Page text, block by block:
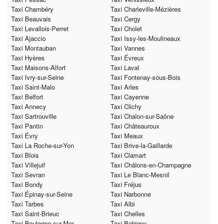
Taxi Chambéry
Taxi Charleville-Mézières
Taxi Beauvais
Taxi Cergy
Taxi Levallois-Perret
Taxi Cholet
Taxi Ajaccio
Taxi Issy-les-Moulineaux
Taxi Montauban
Taxi Vannes
Taxi Hyères
Taxi Évreux
Taxi Maisons-Alfort
Taxi Laval
Taxi Ivry-sur-Seine
Taxi Fontenay-sous-Bois
Taxi Saint-Malo
Taxi Arles
Taxi Belfort
Taxi Cayenne
Taxi Annecy
Taxi Clichy
Taxi Sartrouville
Taxi Chalon-sur-Saône
Taxi Pantin
Taxi Châteauroux
Taxi Évry
Taxi Meaux
Taxi La Roche-sur-Yon
Taxi Brive-la-Gaillarde
Taxi Blois
Taxi Clamart
Taxi Villejuif
Taxi Châlons-en-Champagne
Taxi Sevran
Taxi Le Blanc-Mesnil
Taxi Bondy
Taxi Fréjus
Taxi Épinay-sur-Seine
Taxi Narbonne
Taxi Tarbes
Taxi Albi
Taxi Saint-Brieuc
Taxi Chelles